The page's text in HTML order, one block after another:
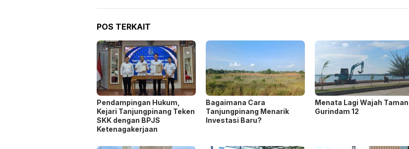
POS TERKAIT
Pendampingan Hukum,
Kejari Tanjungpinang Teken
SKK dengan BPJS
Ketenagakerjaan
Bagaimana Cara
Tanjungpinang Menarik
Investasi Baru?
Menata Lagi Wajah Taman
Gurindam 12